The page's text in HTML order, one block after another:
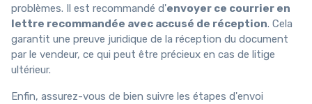
problèmes. Il est recommandé d'envoyer ce courrier en
lettre recommandée avec accusé de réception. Cela
garantit une preuve juridique de la réception du document
par le vendeur, ce qui peut être précieux en cas de litige
ultérieur.
Enfin, assurez-vous de bien suivre les étapes d'envoi